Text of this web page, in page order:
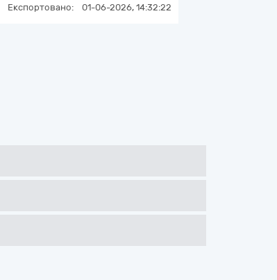
Експортовано: 01-06-2026, 14:32:22